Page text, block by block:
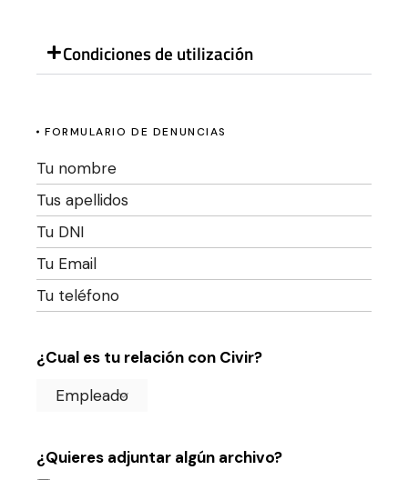
Condiciones de utilización
FORMULARIO DE DENUNCIAS
¿Cual es tu relación con Civir?
¿Quieres adjuntar algún archivo?